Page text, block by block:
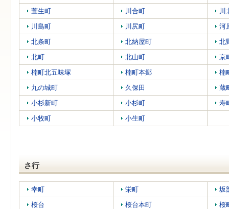
萱生町
川合町
川
川島町
川尻町
河
北条町
北納屋町
北
北町
北山町
京
楠町北五味塚
楠町本郷
楠
九の城町
久保田
蔵
小杉新町
小杉町
寿
小牧町
小生町
さ行
幸町 栄町
坂
桜台
桜台本町
桜